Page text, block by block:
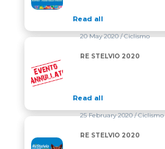
Read all
RE STELVIO 2020
20 May 2020/ Ciclismo
RE STELVIO 2020
Read all
RE STELVIO 2020
25 February 2020/ Ciclismo
RE STELVIO 2020